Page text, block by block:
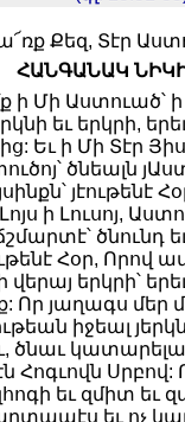
Քեզ, Տէր
ՀԱՆԳԱՆԱԿ
Մի Աստուած՝
եւ երկրի,
Եւ ի Մի Տէր
ծնեալն
յէութենէ
Լոյս ի Լուսոյ,
ծնունդ
Հօր, Որով
վերայ երկրի՝
Որ յաղագս մեր
իջեալ
ծնաւ
Հոգւովն
եւ զմիտ եւ
եւ ոչ